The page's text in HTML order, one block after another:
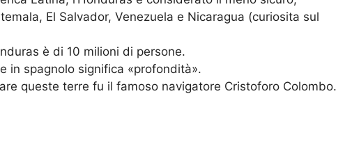
El Salvador, Venezuela e Nicaragua (curiosita sul
è di 10 milioni di persone.
in spagnolo significa «profondità».
queste terre fu il famoso navigatore Cristoforo Colombo.